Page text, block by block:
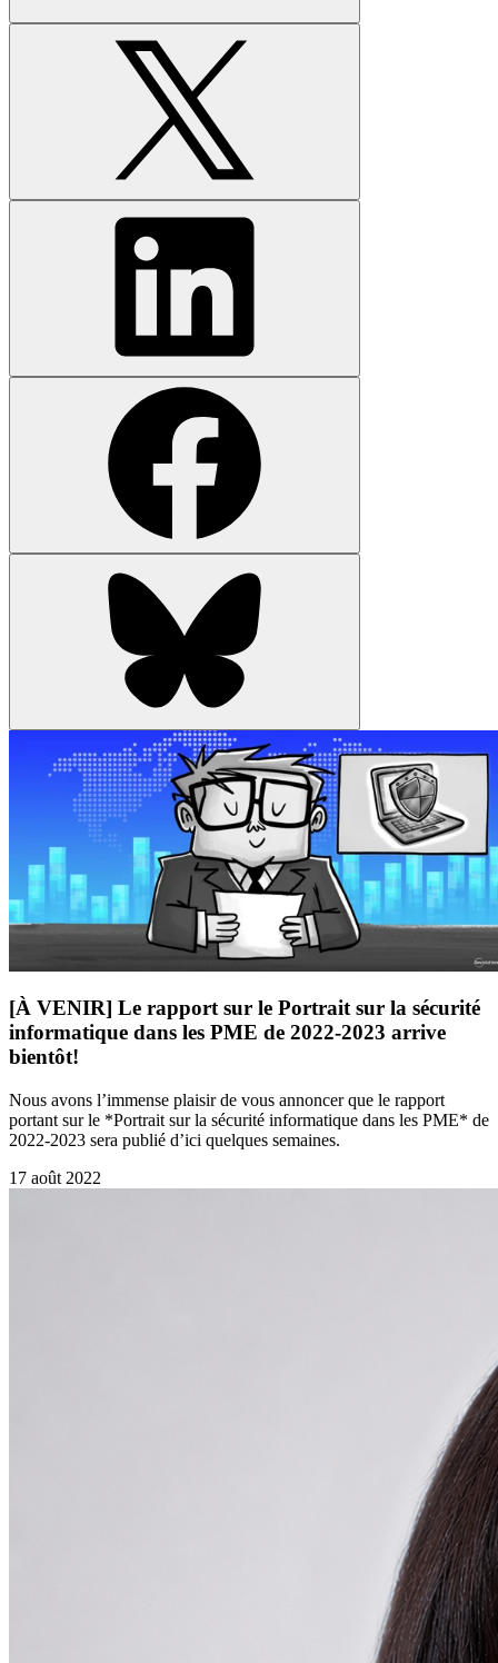
[À VENIR] Le rapport sur le Portrait sur la sécurité
informatique dans les PME de 2022-2023 arrive
bientôt!
Nous avons l’immense plaisir de vous annoncer que le rapport
portant sur le *Portrait sur la sécurité informatique dans les PME* de
2022-2023 sera publié d’ici quelques semaines.
17 août 2022